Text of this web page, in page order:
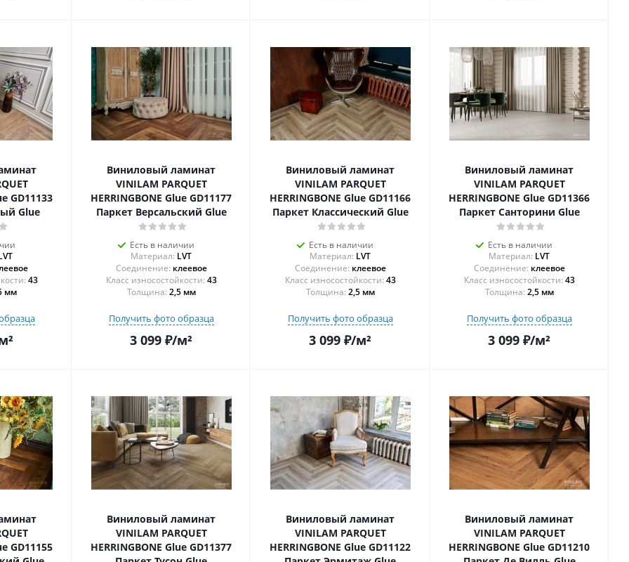
GD11133
Glue
43
мм
Виниловый ламинат
VINILAM PARQUET
HERRINGBONE Glue GD11177
Паркет Версальский Glue
Есть в наличии
Материал: LVT
Соединение: клеевое
43
Толщина: 2,5 мм
Получить фото образца
3 099 ₽/м²
Виниловый ламинат
VINILAM PARQUET
HERRINGBONE Glue GD11166
Паркет Классический Glue
Есть в наличии
Материал: LVT
Соединение: клеевое
43
Толщина: 2,5 мм
Получить фото образца
3 099 ₽/м²
Виниловый ламинат
VINILAM PARQUET
HERRINGBONE Glue GD11366
Паркет Санторини Glue
Есть в наличии
Материал: LVT
Соединение: клеевое
43
Толщина: 2,5 мм
Получить фото образца
3 099 ₽/м²
GD11155
Виниловый ламинат
VINILAM PARQUET
HERRINGBONE Glue GD11377
Виниловый ламинат
VINILAM PARQUET
HERRINGBONE Glue GD11122
Виниловый ламинат
VINILAM PARQUET
HERRINGBONE Glue GD11210